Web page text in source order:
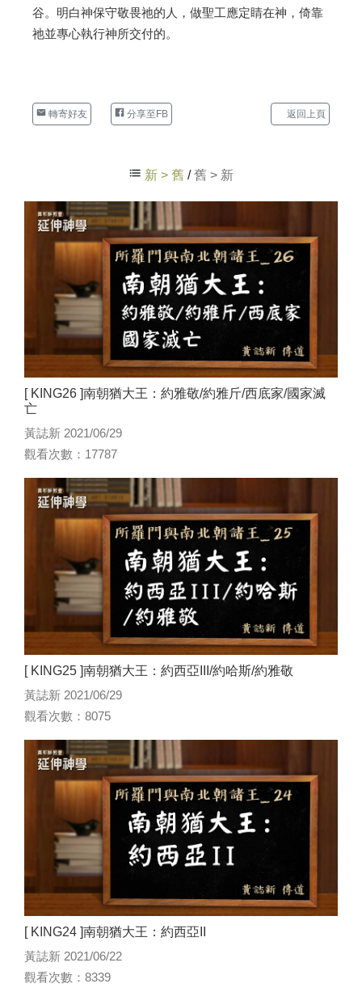
谷。明白神保守敬畏祂的人，做聖工應定睛在神，倚靠
祂並專心執行神所交付的。
轉寄好友 分享至FB 返回上頁
新 > 舊 /舊 > 新
[ KING26 ]南朝猶大王：約雅敬/約雅斤/西底家/國家滅
亡
黃誌新 2021/06/29
觀看次數：17787
[ KING25 ]南朝猶大王：約西亞III/約哈斯/約雅敬
黃誌新 2021/06/29
觀看次數：8075
[ KING24 ]南朝猶大王：約西亞II
黃誌新 2021/06/22
觀看次數：8339